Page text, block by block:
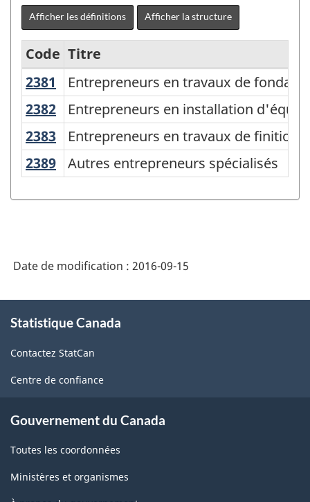
Afficher les définitions Afficher la structure
Variante
de
SCIAN
2012
-
population
Structure
la
classification
Code Titre
2381
Entrepreneurs en travaux de
Entrepreneurs en travaux de
2382 Entrepreneurs en installation
Entrepreneurs en installation
2383 Entrepreneurs en travaux de
Entrepreneurs en travaux de finition
2389 Autres entrepreneurs spécialisés
Autres entrepreneurs spécialisés
Date de modification : 2016-09-15
propos
ce
site
Statistique Canada
Contactez StatCan
Centre de confiance
Gouvernement du Canada
Toutes les coordonnées
Ministères et organismes